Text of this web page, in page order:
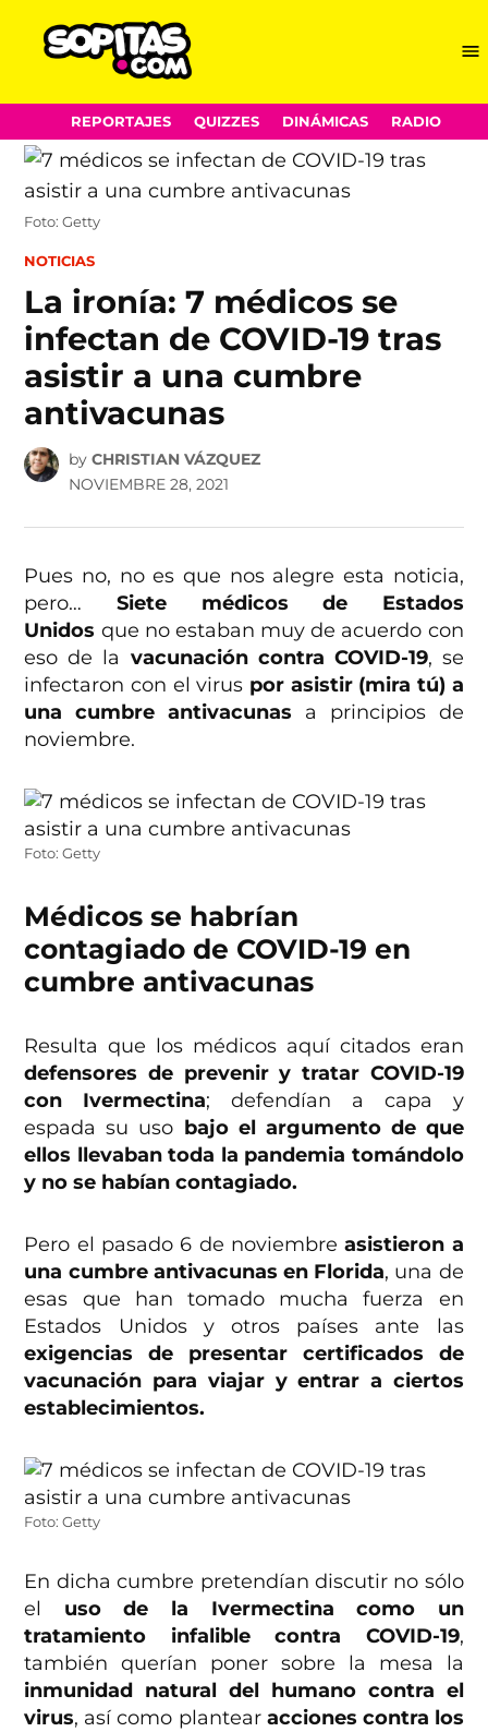
Skip
to
content
REPORTAJES QUIZZES DINÁMICAS RADIO
Foto: Getty
POSTED
NOTICIAS
La ironía: 7 médicos se
infectan de COVID-19 tras
asistir a una cumbre
antivacunas
by CHRISTIAN VÁZQUEZ
NOVIEMBRE 28, 2021
Pues no, no es que nos alegre esta noticia,
pero… Siete médicos de Estados
Unidos que no estaban muy de acuerdo con
eso de la vacunación contra COVID-19, se
infectaron con el virus por asistir (mira tú) a
una cumbre antivacunas a principios de
noviembre.
Foto: Getty
Médicos se habrían
contagiado de COVID-19 en
cumbre antivacunas
Resulta que los médicos aquí citados eran
defensores de prevenir y tratar COVID-19
con Ivermectina; defendían a capa y
espada su uso bajo el argumento de que
ellos llevaban toda la pandemia tomándolo
y no se habían contagiado.
Pero el pasado 6 de noviembre asistieron a
una cumbre antivacunas en Florida, una de
esas que han tomado mucha fuerza en
Estados Unidos y otros países ante las
exigencias de presentar certificados de
vacunación para viajar y entrar a ciertos
establecimientos.
Foto: Getty
En dicha cumbre pretendían discutir no sólo
el uso de la Ivermectina como un
tratamiento infalible contra COVID-19,
también querían poner sobre la mesa la
inmunidad natural del humano contra el
virus, así como plantear acciones contra los